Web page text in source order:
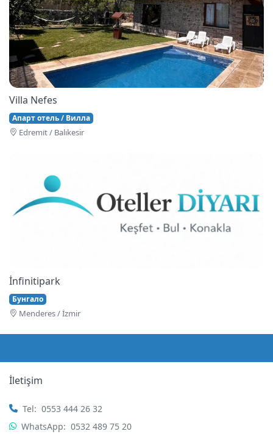
Villa Nefes
Апарт отель / Вилла
Edremi̇t / Balıkesir
İnfinitipark
Бунгало
Menderes / İzmir
İletişim
Tel: 0553 444 26 32
WhatsApp: 0532 489 75 20